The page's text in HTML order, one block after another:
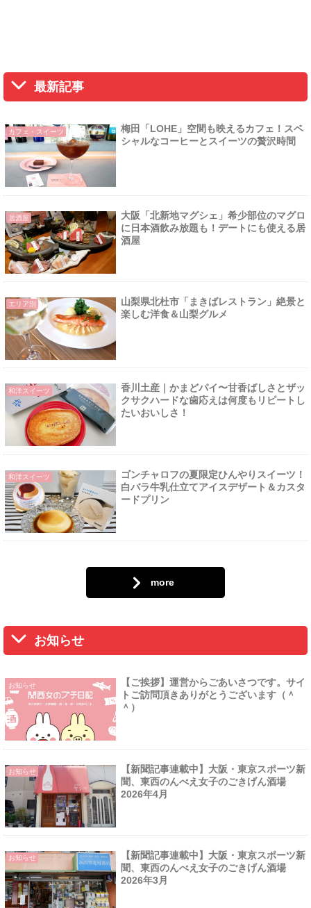
最新記事
カフェ・スイーツ
梅田「LOHE」空間も映えるカフェ！スペ
シャルなコーヒーとスイーツの贅沢時間
居酒屋
大阪「北新地マグシェ」希少部位のマグロ
に日本酒飲み放題も！デートにも使える居
酒屋
エリア別
山梨県北杜市「まきばレストラン」絶景と
楽しむ洋食＆山梨グルメ
和洋スイーツ
香川土産｜かまどパイ〜甘香ばしさとザッ
クサクハードな歯応えは何度もリピートし
たいおいしさ！
和洋スイーツ
ゴンチャロフの夏限定ひんやりスイーツ！
白バラ牛乳仕立てアイスデザート＆カスタ
ードプリン
more
お知らせ
お知らせ
【ご挨拶】運営からごあいさつです。サイ
トご訪問頂きありがとうございます（＾
＾）
お知らせ
【新聞記事連載中】大阪・東京スポーツ新
聞、東西のんべえ女子のごきげん酒場
2026年4月
お知らせ
【新聞記事連載中】大阪・東京スポーツ新
聞、東西のんべえ女子のごきげん酒場
2026年3月